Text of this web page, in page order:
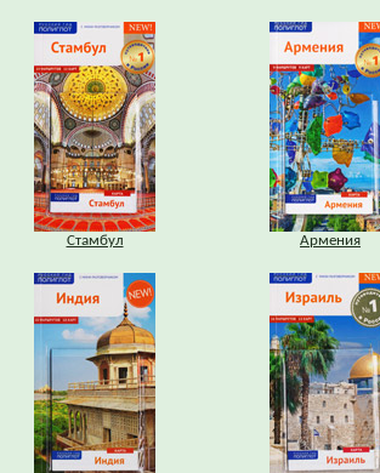
Стамбул Армения